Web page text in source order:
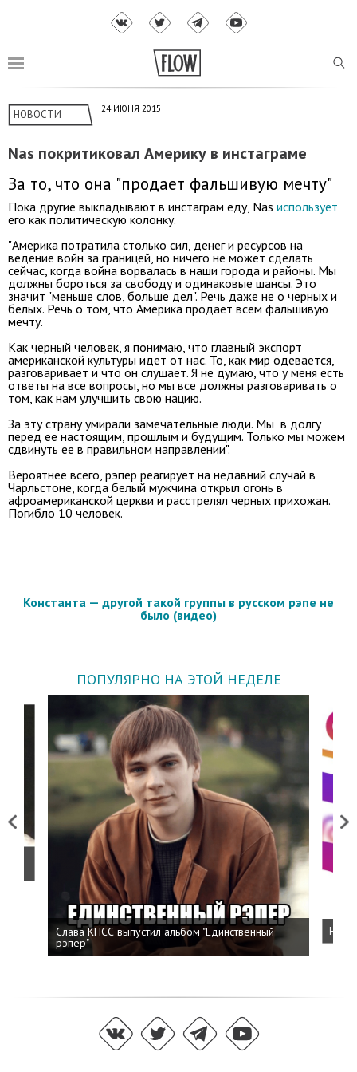
НОВОСТИ 24 ИЮНЯ 2015
Nas покритиковал Америку в инстаграме
За то, что она "продает фальшивую мечту"
Пока другие выкладывают в инстаграм еду, Nas использует
его как политическую колонку.
"Америка потратила столько сил, денег и ресурсов на
ведение войн за границей, но ничего не может сделать
сейчас, когда война ворвалась в наши города и районы. Мы
должны бороться за свободу и одинаковые шансы. Это
значит "меньше слов, больше дел". Речь даже не о черных и
белых. Речь о том, что Америка продает всем фальшивую
мечту.
Как черный человек, я понимаю, что главный экспорт
американской культуры идет от нас. То, как мир одевается,
разговаривает и что он слушает. Я не думаю, что у меня есть
ответы на все вопросы, но мы все должны разговаривать о
том, как нам улучшить свою нацию.
За эту страну умирали замечательные люди. Мы в долгу
перед ее настоящим, прошлым и будущим. Только мы можем
сдвинуть ее в правильном направлении".
Вероятнее всего, рэпер реагирует на недавний случай в
Чарльстоне, когда белый мужчина открыл огонь в
афроамериканской церкви и расстрелял черных прихожан.
Погибло 10 человек.
Константа — другой такой группы в русском рэпе не
было (видео)
ПОПУЛЯРНО НА ЭТОЙ НЕДЕЛЕ
Previous
Слава КПСС выпустил альбом "Единственный
рэпер"
Next